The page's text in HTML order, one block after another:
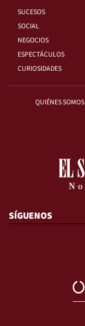
SUCESOS
SOCIAL
NEGOCIOS
ESPECTÁCULOS
CURIOSIDADES
QUIÉNES SOMOS
SÍGUENOS